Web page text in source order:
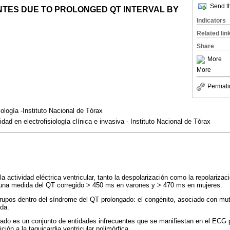
Send
Indicators
Related
Share
More
More
DUE TO PROLONGED QT INTERVAL BY
-Instituto Nacional de Tórax
en electrofisiología clínica e invasiva - Instituto Nacional de Tórax
actividad eléctrica ventricular, tanto la despolarización como la
medida del QT corregido > 450 ms en varones y > 470 ms en mujeres.
dentro del síndrome del QT prolongado: el congénito, asociado con
es un conjunto de entidades infrecuentes que se manifiestan en el ECG